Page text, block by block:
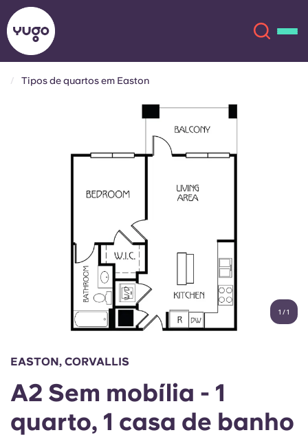
Conta Língua
English (GB)
Chinese
Español
Selecione um país
Reservar agora
English (GB)
Español
Italian French
Portuguese
Tipos de quartos em Easton
1 /1
EASTON, CORVALLIS
A2 Sem mobília - 1
quarto, 1 casa de banho